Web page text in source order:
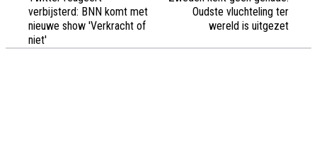
verbijsterd: BNN komt met
nieuwe show 'Verkracht of
niet'
Oudste vluchteling ter
wereld is uitgezet